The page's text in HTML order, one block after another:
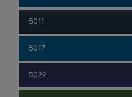
5011
5017
5022